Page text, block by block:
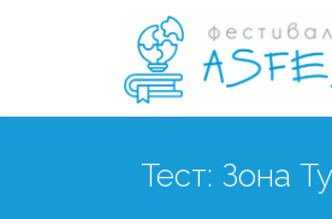
Тест: Зона